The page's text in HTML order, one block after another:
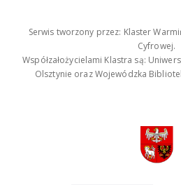
Serwis tworzony przez: Klaster
Cyfrowej.
Współzałożycielami Klastra są:
Olsztynie oraz Wojewódzka